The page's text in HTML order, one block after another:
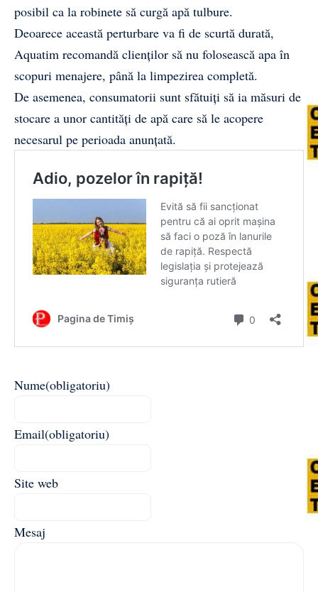
posibil ca la robinete să curgă apă tulbure.
Deoarece această perturbare va fi de scurtă durată,
Aquatim recomandă clienților să nu folosească apa în
scopuri menajere, până la limpezirea completă.
De asemenea, consumatorii sunt sfătuiți să ia măsuri de
stocare a unor cantități de apă care să le acopere
necesarul pe perioada anunțată.
Nume(obligatoriu)
Email(obligatoriu)
Site web
Mesaj